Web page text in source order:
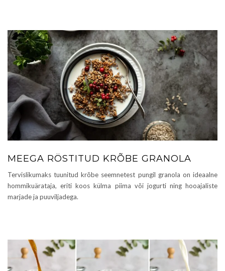
MEEGA RÖSTITUD KRÕBE GRANOLA
Tervislikumaks tuunitud krõbe seemnetest pungil granola on ideaalne
hommikuärataja, eriti koos külma piima või jogurti ning hooajaliste
marjade ja puuviljadega.